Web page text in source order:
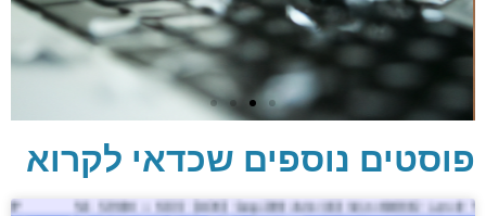
פוסטים נוספים שכדאי לקרוא